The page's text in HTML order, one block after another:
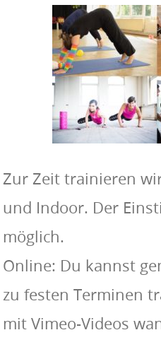
Zur Zeit trainieren
und Indoor. Der
möglich.
Online: Du kannst
zu festen Terminen
mit Vimeo-Videos